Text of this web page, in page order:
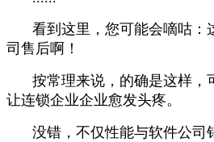
看到这里，您可能会嘀咕：
司售后啊！
按常理来说，的确是这样，
让连锁企业企业愈发头疼。
没错，不仅性能与软件公司